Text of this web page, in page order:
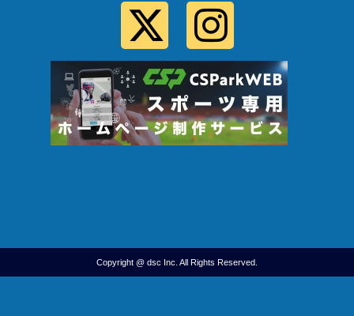
Copyright @ dsc Inc. All Rights Reserved.